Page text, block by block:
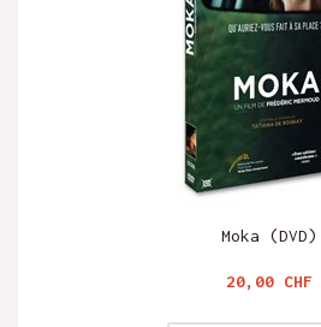
Moka (DVD)
Preis
20,00 CHF